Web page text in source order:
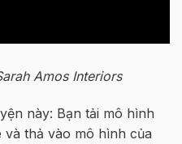
Amos Interiors
này: Bạn tải mô hình
và thả vào mô hình của